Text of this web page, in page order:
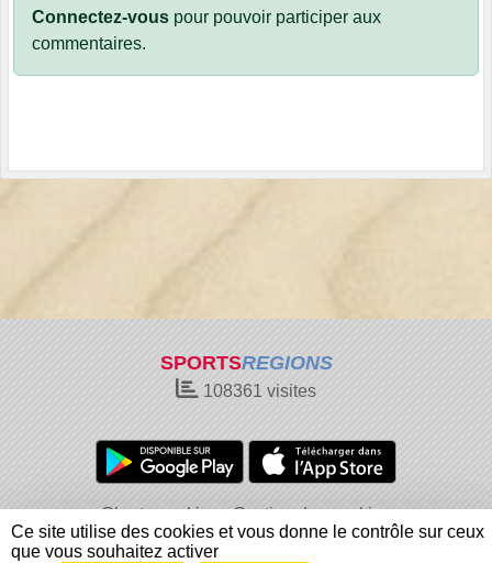
Connectez-vous pour pouvoir participer aux
commentaires.
SPORTSREGIONS
108361 visites
Charte cookies
Gestion des cookies
Informations légales
Signaler un contenu inapproprié
Ce site utilise des cookies et vous donne le contrôle sur ceux
que vous souhaitez activer